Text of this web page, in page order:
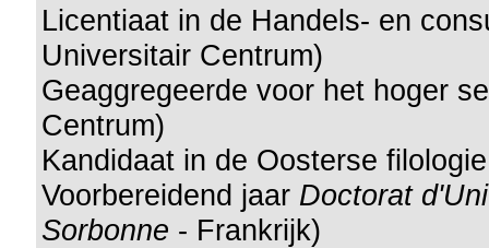
Licentiaat in de Handels- en
Universitair Centrum)
Geaggregeerde voor het hoger
Centrum)
Kandidaat in de Oosterse
Voorbereidend jaar Doctorat
Sorbonne - Frankrijk)